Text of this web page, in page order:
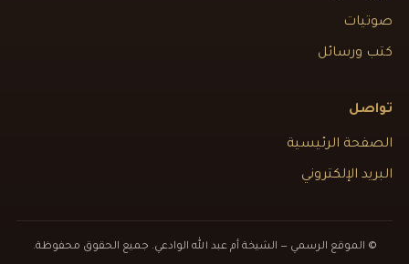
صوتيات
كتب ورسائل
تواصل
الصفحة الرئيسية
البريد الإلكتروني
© الموقع الرسمي — الشيخة أم عبد الله الوادعي. جميع الحقوق محفوظة.